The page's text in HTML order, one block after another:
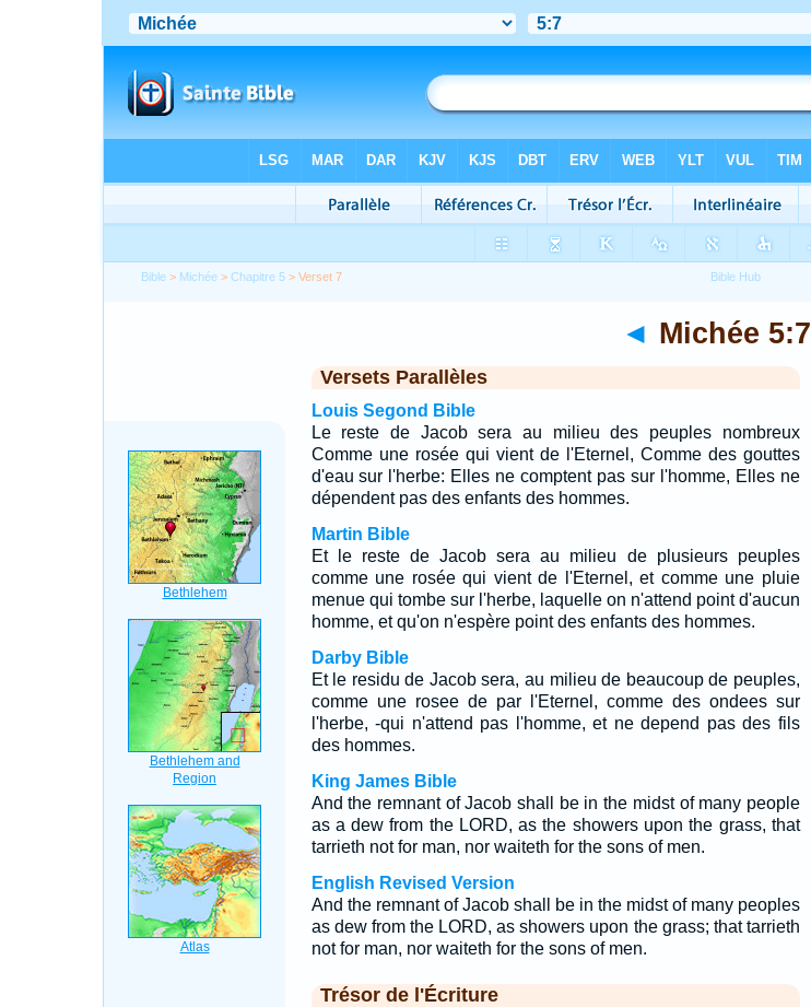
Bible > Michée >Chapitre 5 > Verset 7
◄ Michée 5:7
Versets Parallèles
Louis Segond Bible
Le reste de Jacob sera au milieu des peuples nombreux
Comme une rosée qui vient de l'Eternel, Comme des gouttes
d'eau sur l'herbe: Elles ne comptent pas sur l'homme, Elles ne
dépendent pas des enfants des hommes.
Martin Bible
Et le reste de Jacob sera au milieu de plusieurs peuples
comme une rosée qui vient de l'Eternel, et comme une pluie
menue qui tombe sur l'herbe, laquelle on n'attend point d'aucun
homme, et qu'on n'espère point des enfants des hommes.
Darby Bible
Et le residu de Jacob sera, au milieu de beaucoup de peuples,
comme une rosee de par l'Eternel, comme des ondees sur
l'herbe, -qui n'attend pas l'homme, et ne depend pas des fils
des hommes.
King James Bible
And the remnant of Jacob shall be in the midst of many people
as a dew from the LORD, as the showers upon the grass, that
tarrieth not for man, nor waiteth for the sons of men.
English Revised Version
And the remnant of Jacob shall be in the midst of many peoples
as dew from the LORD, as showers upon the grass; that tarrieth
not for man, nor waiteth for the sons of men.
Trésor de l'Écriture